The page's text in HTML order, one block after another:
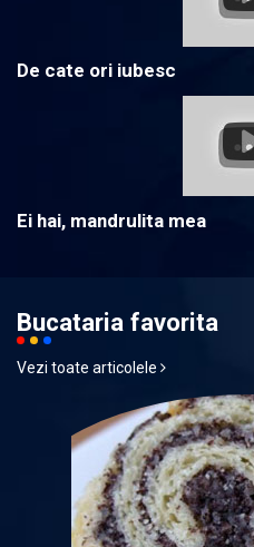
De cate ori iubesc
Ei hai, mandrulita mea
Bucataria favorita
Vezi toate articolele